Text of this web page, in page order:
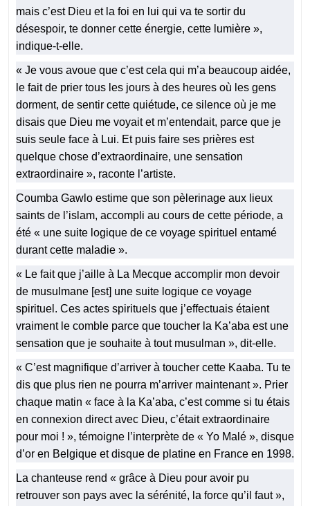
mais c’est Dieu et la foi en lui qui va te sortir du
désespoir, te donner cette énergie, cette lumière »,
indique-t-elle.
« Je vous avoue que c’est cela qui m’a beaucoup aidée,
le fait de prier tous les jours à des heures où les gens
dorment, de sentir cette quiétude, ce silence où je me
disais que Dieu me voyait et m’entendait, parce que je
suis seule face à Lui. Et puis faire ses prières est
quelque chose d’extraordinaire, une sensation
extraordinaire », raconte l’artiste.
Coumba Gawlo estime que son pèlerinage aux lieux
saints de l’islam, accompli au cours de cette période, a
été « une suite logique de ce voyage spirituel entamé
durant cette maladie ».
« Le fait que j’aille à La Mecque accomplir mon devoir
de musulmane [est] une suite logique ce voyage
spirituel. Ces actes spirituels que j’effectuais étaient
vraiment le comble parce que toucher la Ka’aba est une
sensation que je souhaite à tout musulman », dit-elle.
« C’est magnifique d’arriver à toucher cette Kaaba. Tu te
dis que plus rien ne pourra m’arriver maintenant ». Prier
chaque matin « face à la Ka’aba, c’est comme si tu étais
en connexion direct avec Dieu, c’était extraordinaire
pour moi ! », témoigne l’interprète de « Yo Malé », disque
d’or en Belgique et disque de platine en France en 1998.
La chanteuse rend « grâce à Dieu pour avoir pu
retrouver son pays avec la sérénité, la force qu’il faut »,